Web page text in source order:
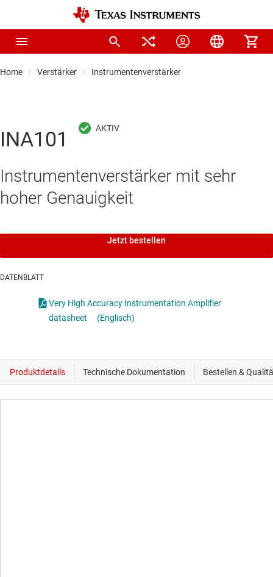
Home Verstärker Instrumentenverstärker
INA101
Instrumentenverstärker mit sehr
hoher Genauigkeit
Jetzt bestellen
DATENBLATT
Very High Accuracy Instrumentation Amplifier
datasheet
(Englisch)